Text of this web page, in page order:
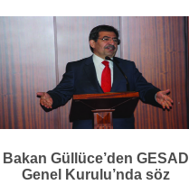
Bakan Güllüce’den GESAD
Genel Kurulu’nda söz